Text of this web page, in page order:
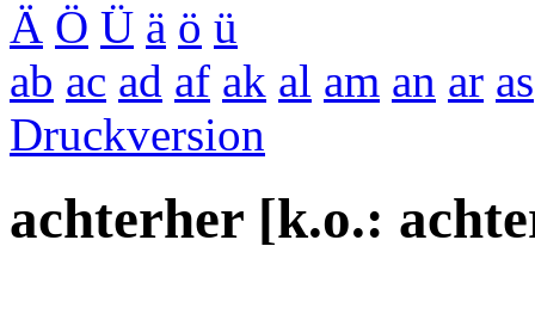
Ä Ö Ü ä ö ü
ab ac ad af ak al am an ar as
Druckversion
achterher [k.o.: